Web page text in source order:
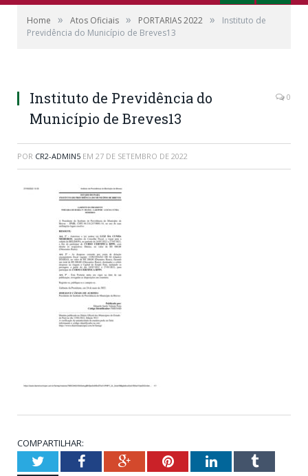
Home » Atos Oficiais » PORTARIAS 2022 »
Instituto de
Previdência do Município de Breves13
Instituto de Previdência do
Município de Breves13
0
POR CR2-ADMIN5 EM 27 DE SETEMBRO DE 2022
COMPARTILHAR:
TwitterFacebookGoogle+PinterestLinkedInTumblr